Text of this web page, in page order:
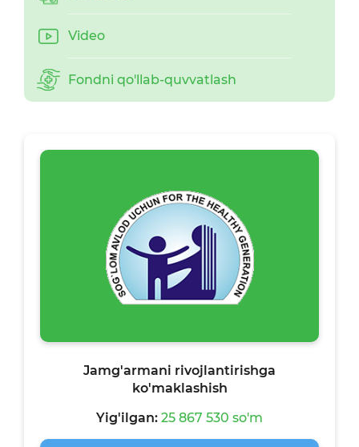
Video
Fondni qo'llab-quvvatlash
Jamg'armani rivojlantirishga
ko'maklashish
Yig'ilgan: 25 867 530 so'm